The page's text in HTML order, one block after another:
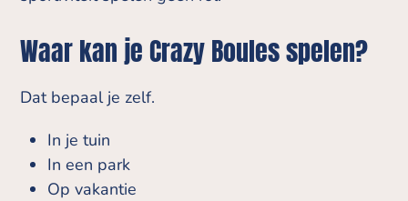
Waar kan je Crazy Boules spelen?
Dat bepaal je zelf.
In je tuin
In een park
Op vakantie